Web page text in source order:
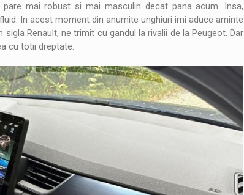
mai robust si mai masculin decat pana acum. Insa,
In acest moment din anumite unghiuri imi aduce aminte
Renault, ne trimit cu gandul la rivalii de la Peugeot. Dar
cu totii dreptate.